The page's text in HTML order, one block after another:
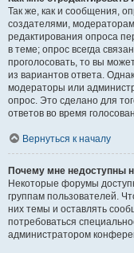
Так же, как и сообщения,
создателями,
редактирования опроса
в теме; опрос всегда
проголосовать, то вы
из вариантов ответа.
модераторы или
опрос. Это сделано для
ответов во время
Вернуться к началу
Почему мне недоступны
Некоторые форумы
группам пользователей.
них темы и оставлять
потребоваться
администратором